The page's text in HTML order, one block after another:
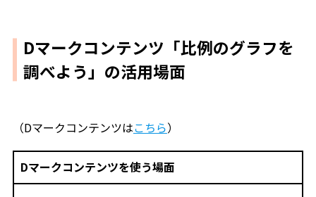
Dマークコンテンツ「比例のグラフを
調べよう」の活用場面
（Dマークコンテンツはこちら）
Dマークコンテンツを使う場面